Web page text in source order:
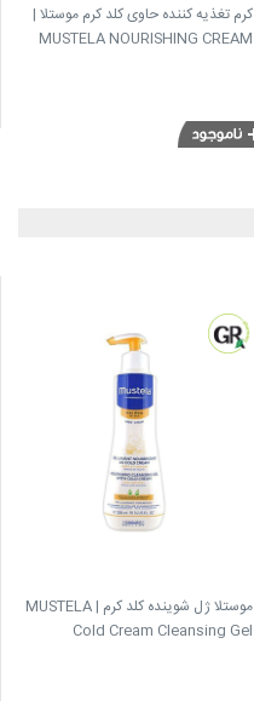
کرم تغذیه کننده حاوی کلد کرم موستلا |
MUSTELA NOURISHING CREAM
موستلا ژل شوینده کلد کرم | MUSTELA
Cold Cream Cleansing Gel